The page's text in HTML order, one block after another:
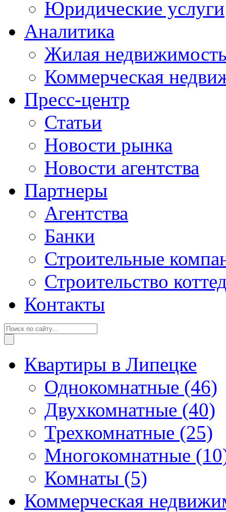
Юридические услуги
Аналитика
Жилая
Коммерческая
Пресс-центр
Статьи
Новости рынка
Новости агентства
Партнеры
Агентства
Банки
Строительные
Строительство
Контакты
Квартиры в Липецке
Однокомнатные (46)
Двухкомнатные (40)
Трехкомнатные (25)
Многокомнатные
Комнаты (5)
Коммерческая